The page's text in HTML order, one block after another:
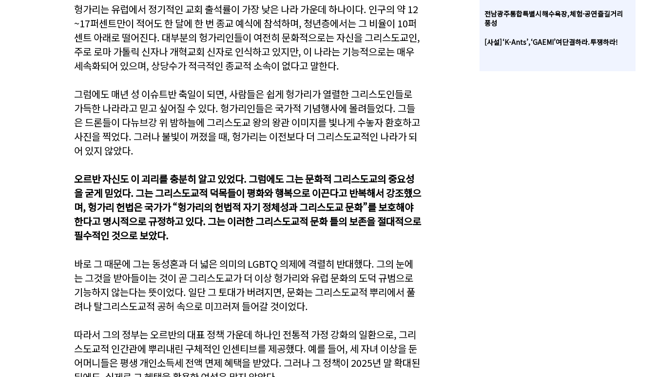
헝가리는 유럽에서 정기적인 교회 출석률이 가장 낮은 나라 가운데 하나이다. 인구의 약 12
~17퍼센트만이 적어도 한 달에 한 번 종교 예식에 참석하며, 청년층에서는 그 비율이 10퍼
센트 아래로 떨어진다. 대부분의 헝가리인들이 여전히 문화적으로는 자신을 그리스도교인,
주로 로마 가톨릭 신자나 개혁교회 신자로 인식하고 있지만, 이 나라는 기능적으로는 매우
세속화되어 있으며, 상당수가 적극적인 종교적 소속이 없다고 말한다.
그럼에도 매년 성 이슈트반 축일이 되면, 사람들은 쉽게 헝가리가 열렬한 그리스도인들로
가득한 나라라고 믿고 싶어질 수 있다. 헝가리인들은 국가적 기념행사에 몰려들었다. 그들
은 드론들이 다뉴브강 위 밤하늘에 그리스도교 왕의 왕관 이미지를 빛나게 수놓자 환호하고
사진을 찍었다. 그러나 불빛이 꺼졌을 때, 헝가리는 이전보다 더 그리스도교적인 나라가 되
어 있지 않았다.
오르반 자신도 이 괴리를 충분히 알고 있었다. 그럼에도 그는 문화적 그리스도교의 중요성
을 굳게 믿었다. 그는 그리스도교적 덕목들이 평화와 행복으로 이끈다고 반복해서 강조했으
며, 헝가리 헌법은 국가가 “헝가리의 헌법적 자기 정체성과 그리스도교 문화”를 보호해야
한다고 명시적으로 규정하고 있다. 그는 이러한 그리스도교적 문화 틀의 보존을 절대적으로
필수적인 것으로 보았다.
바로 그 때문에 그는 동성혼과 더 넓은 의미의 LGBTQ 의제에 격렬히 반대했다. 그의 눈에
는 그것을 받아들이는 것이 곧 그리스도교가 더 이상 헝가리와 유럽 문화의 도덕 규범으로
기능하지 않는다는 뜻이었다. 일단 그 토대가 버려지면, 문화는 그리스도교적 뿌리에서 풀
려나 탈그리스도교적 공허 속으로 미끄러져 들어갈 것이었다.
따라서 그의 정부는 오르반의 대표 정책 가운데 하나인 전통적 가정 강화의 일환으로, 그리
스도교적 인간관에 뿌리내린 구체적인 인센티브를 제공했다. 예를 들어, 세 자녀 이상을 둔
어머니들은 평생 개인소득세 전액 면제 혜택을 받았다. 그러나 그 정책이 2025년 말 확대된
전남광주통합특별시 해수욕장, 체험·공연 즐길거리
풍성
[사설] ‘K-Ants’, ‘GAEMI’여 단결하라. 투쟁하라!